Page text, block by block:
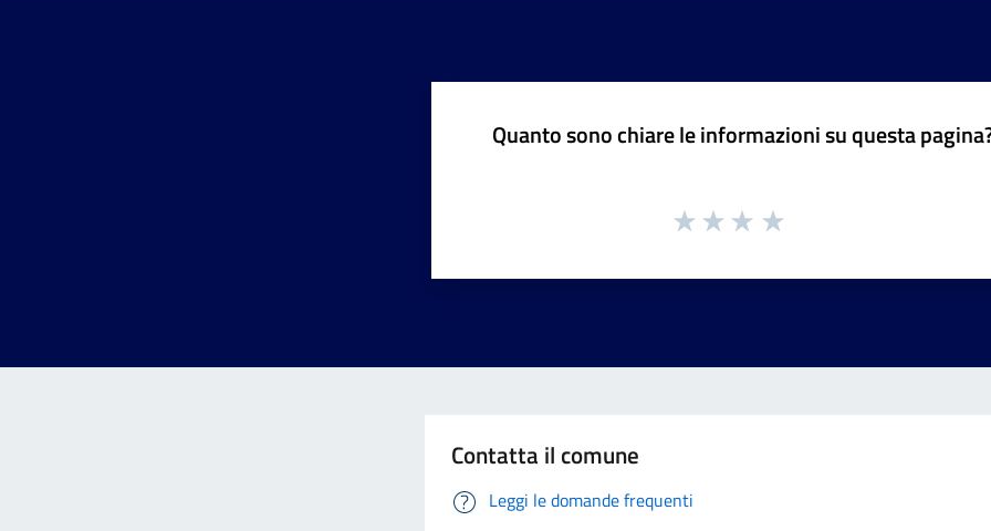
Quanto sono chiare le informazioni su questa
Contatta il comune
Leggi le domande frequenti